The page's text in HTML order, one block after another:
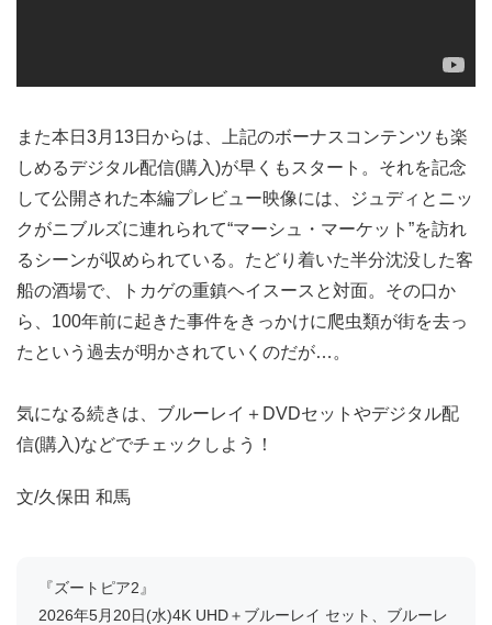
また本日3月13日からは、上記のボーナスコンテンツも楽
しめるデジタル配信(購入)が早くもスタート。それを記念
して公開された本編プレビュー映像には、ジュディとニッ
クがニブルズに連れられて“マーシュ・マーケット”を訪れ
るシーンが収められている。たどり着いた半分沈没した客
船の酒場で、トカゲの重鎮ヘイスースと対面。その口か
ら、100年前に起きた事件をきっかけに爬虫類が街を去っ
たという過去が明かされていくのだが…。
気になる続きは、ブルーレイ＋DVDセットやデジタル配
信(購入)などでチェックしよう！
文/久保田 和馬
『ズートピア2』
2026年5月20日(水)4K UHD＋ブルーレイ セット、ブルーレ